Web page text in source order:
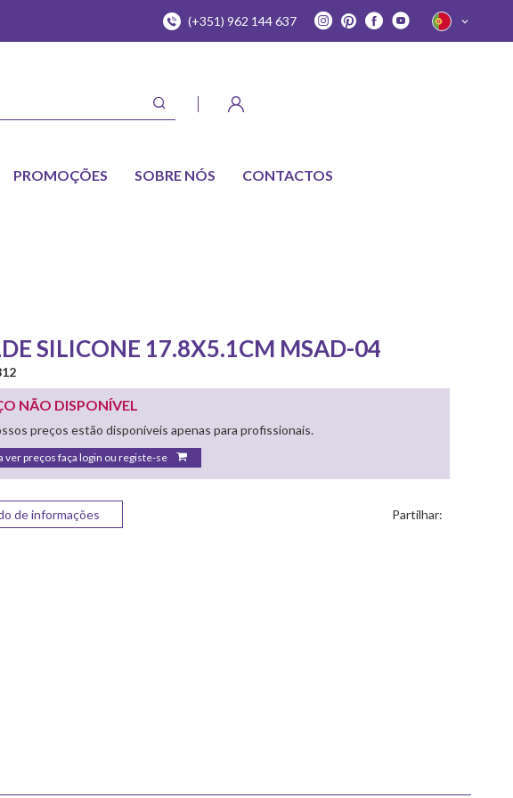
(+351) 962 144 637
PROMOÇÕES SOBRE NÓS CONTACTOS
SILICONE 17.8X5.1CM MSAD-04
NÃO DISPONÍVEL
preços estão disponíveis apenas para profissionais.
ver preços faça login ou registe-se
de informações Partilhar: